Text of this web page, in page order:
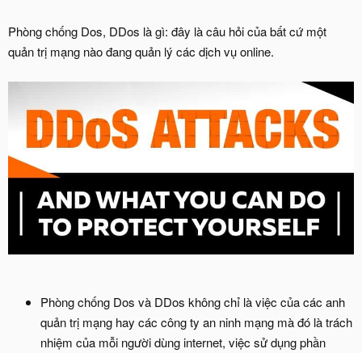
Phòng chống Dos, DDos là gì: đây là câu hỏi của bất cứ một
quản trị mạng nào đang quản lý các dịch vụ online.
Phòng chống Dos và DDos không chỉ là việc của các anh
quản trị mạng hay các công ty an ninh mạng mà đó là trách
nhiệm của mỗi người dùng internet, việc sử dụng phần